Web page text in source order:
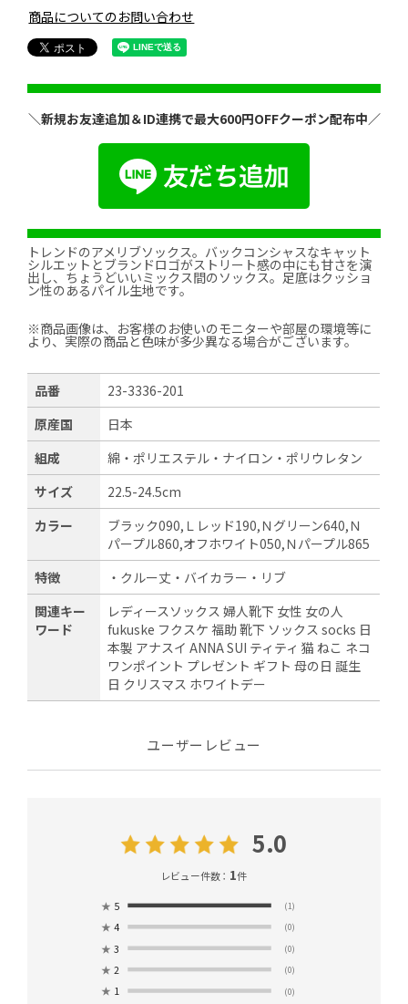
商品についてのお問い合わせ
＼新規お友達追加＆ID連携で最大600円OFFクーポン配布中／
トレンドのアメリブソックス。バックコンシャスなキャット
シルエットとブランドロゴがストリート感の中にも甘さを演
出し、ちょうどいいミックス間のソックス。足底はクッショ
ン性のあるパイル生地です。
※商品画像は、お客様のお使いのモニターや部屋の環境等に
より、実際の商品と色味が多少異なる場合がございます。
品番
23-3336-201
原産国
日本
組成
綿・ポリエステル・ナイロン・ポリウレタン
サイズ
22.5-24.5cm
カラー
ブラック090,Ｌレッド190,Ｎグリーン640,Ｎ
パープル860,オフホワイト050,Ｎパープル865
特徴
・クルー丈・バイカラー・リブ
関連キー
ワード
レディースソックス 婦人靴下 女性 女の人
fukuske フクスケ 福助 靴下 ソックス socks 日
本製 アナスイ ANNA SUI ティティ 猫 ねこ ネコ
ワンポイント プレゼント ギフト 母の日 誕生
日 クリスマス ホワイトデー
ユーザーレビュー
5.0
レビュー件数： 1件
★ 5 (1)
★ 4 (0)
★ 3 (0)
★ 2 (0)
★ 1 (0)